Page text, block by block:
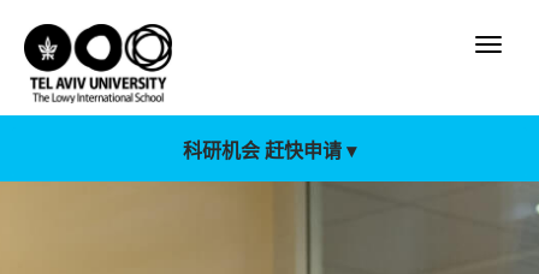
科研机会 赶快申请 ▾